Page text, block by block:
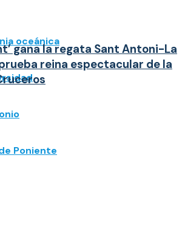
oceánica
Poniente
gana la regata Sant Antoni-La
reina espectacular de la